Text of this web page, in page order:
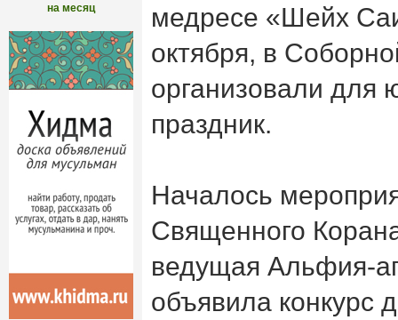
на месяц
медресе «Шейх
октября, в
организовали для
праздник.
Началось
Священного
ведущая Альфия-
объявила конкурс